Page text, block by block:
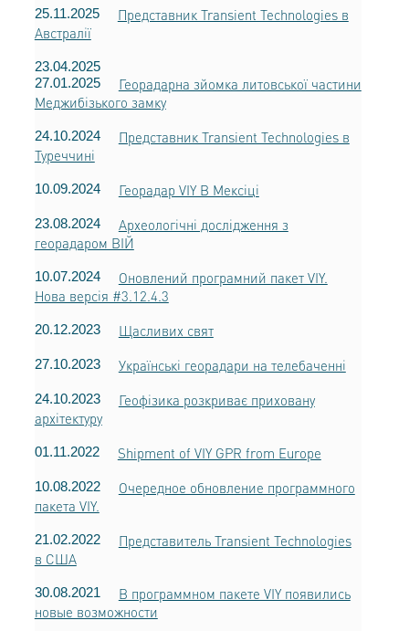
25.11.2025
Представник Transient Technologies в
Австралії
23.04.2025
27.01.2025
Георадарна зйомка литовської частини
Меджибізького замку
24.10.2024
Представник Transient Technologies в
Туреччині
10.09.2024 Георадар VIY В Мексіці
23.08.2024
Археологічні дослідження з
георадаром ВІЙ
10.07.2024
Оновлений програмний пакет VIY.
Нова версія #3.12.4.3
20.12.2023 Щасливих свят
27.10.2023 Українські георадари на телебаченні
24.10.2023
Геофізика розкриває приховану
архітектуру
01.11.2022 Shipment of VIY GPR from Europe
10.08.2022
Очередное обновление программного
пакета VIY.
21.02.2022
Представитель Transient Technologies
в США
30.08.2021
В программном пакете VIY появились
новые возможности